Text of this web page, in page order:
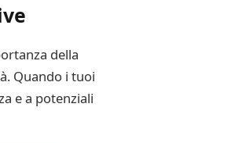
della
Quando i tuoi
e a potenziali